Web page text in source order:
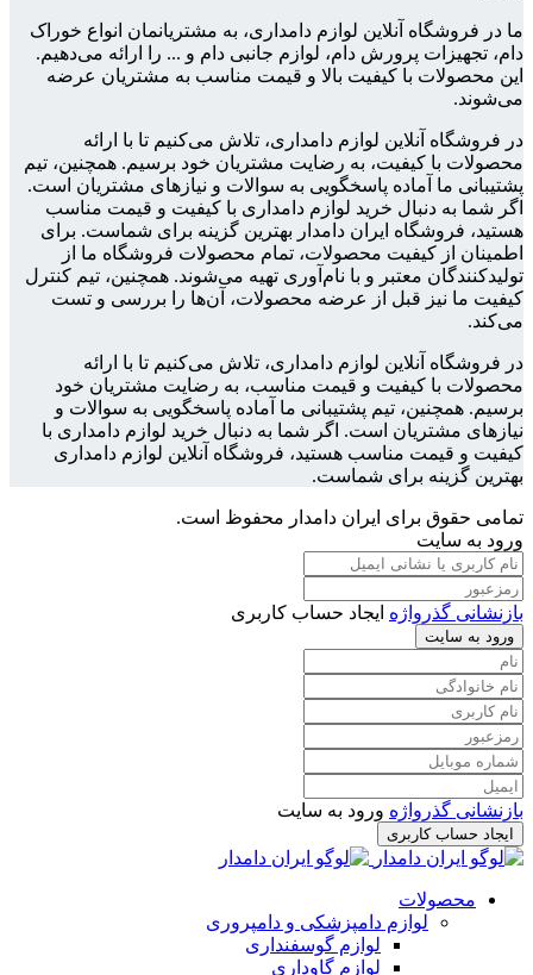
ما در فروشگاه آنلاین لوازم دامداری، به مشتریانمان انواع خوراک
دام، تجهیزات پرورش دام، لوازم جانبی دام و ... را ارائه می‌دهیم.
این محصولات با کیفیت بالا و قیمت مناسب به مشتریان عرضه
می‌شوند.
در فروشگاه آنلاین لوازم دامداری، تلاش می‌کنیم تا با ارائه
محصولات با کیفیت، به رضایت مشتریان خود برسیم. همچنین، تیم
پشتیبانی ما آماده پاسخگویی به سوالات و نیازهای مشتریان است.
اگر شما به دنبال خرید لوازم دامداری با کیفیت و قیمت مناسب
هستید، فروشگاه ایران دامدار بهترین گزینه برای شماست. برای
اطمینان از کیفیت محصولات، تمام محصولات فروشگاه ما از
تولیدکنندگان معتبر و با نام‌آوری تهیه می‌شوند. همچنین، تیم کنترل
کیفیت ما نیز قبل از عرضه محصولات، آن‌ها را بررسی و تست
می‌کند.
در فروشگاه آنلاین لوازم دامداری، تلاش می‌کنیم تا با ارائه
محصولات با کیفیت و قیمت مناسب، به رضایت مشتریان خود
برسیم. همچنین، تیم پشتیبانی ما آماده پاسخگویی به سوالات و
نیازهای مشتریان است. اگر شما به دنبال خرید لوازم دامداری با
کیفیت و قیمت مناسب هستید، فروشگاه آنلاین لوازم دامداری
بهترین گزینه برای شماست.
تمامی حقوق برای ایران دامدار محفوظ است.
ورود به سایت
بازنشانی گذرواژه ایجاد حساب کاربری
ورود به سایت
بازنشانی گذرواژه ورود به سایت
ایجاد حساب کاربری
محصولات
لوازم دامپزشکی و دامپروری
لوازم گوسفنداری
لوازم گاوداری